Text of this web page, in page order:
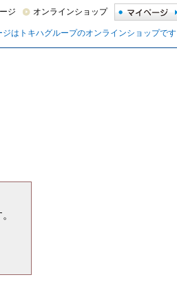
ジ オンラインショップ
ジはトキハグループのオンラインショップです